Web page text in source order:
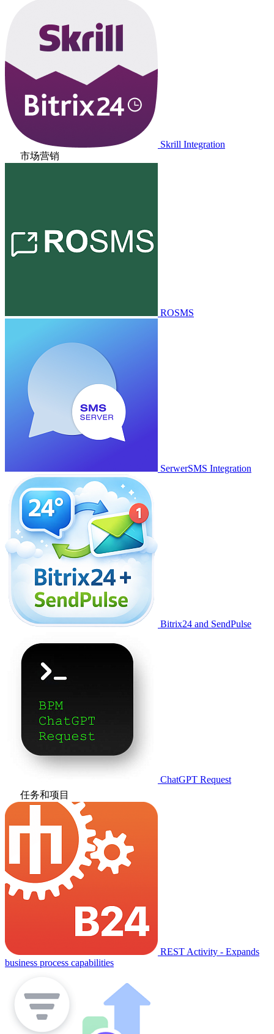
Skrill Integration
市场营销
ROSMS
SerwerSMS Integration
Bitrix24 and SendPulse
ChatGPT Request
任务和项目
REST Activity - Expands
business process capabilities